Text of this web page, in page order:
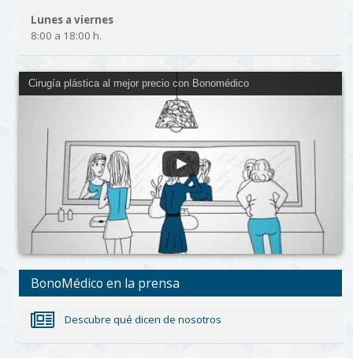
Lunes a viernes
8:00 a 18:00 h.
Cirugía plástica al mejor precio con Bonomédico
BonoMédico en la prensa
Descubre qué dicen de nosotros